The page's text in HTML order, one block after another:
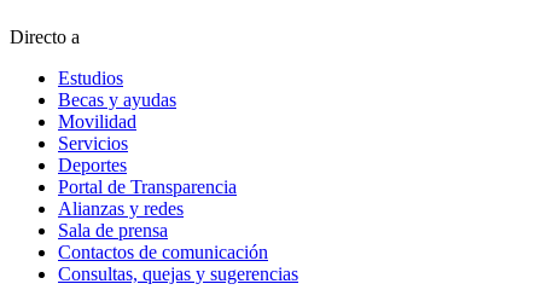
Directo a
Estudios
Becas y ayudas
Movilidad
Servicios
Deportes
Portal de Transparencia
Alianzas y redes
Sala de prensa
Contactos de comunicación
Consultas, quejas y sugerencias